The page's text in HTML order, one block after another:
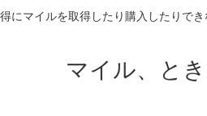
にマイルを取得したり購入したりで
マイル、と